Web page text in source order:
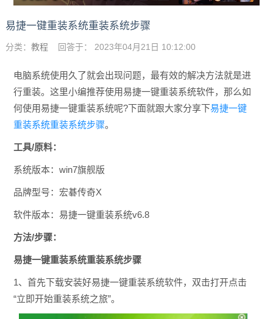
易捷一键重装系统重装系统步骤
分类： 教程 回答于： 2023年04月21日 10:12:00
电脑系统使用久了就会出现问题，最有效的解决方法就是进
行重装。这里小编推荐使用易捷一键重装系统软件，那么如
何使用易捷一键重装系统呢?下面就跟大家分享下易捷一键
重装系统重装系统步骤。
工具/原料：
系统版本：win7旗舰版
品牌型号：宏碁传奇X
软件版本：易捷一键重装系统v6.8
方法/步骤：
易捷一键重装系统重装系统步骤
1、首先下载安装好易捷一键重装系统软件，双击打开点击
“立即开始重装系统之旅”。